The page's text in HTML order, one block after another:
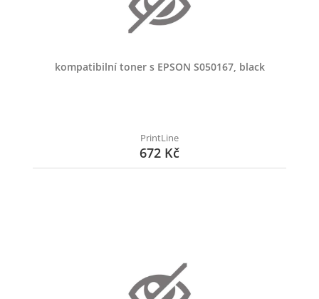
kompatibilní toner s EPSON S050167, black
PrintLine
672 Kč